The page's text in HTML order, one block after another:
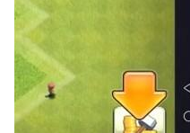
官方網站：https://
客服信箱：
官方論壇：
https://